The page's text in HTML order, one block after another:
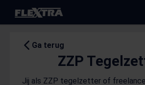
Flextra
Ga terug
ZZP
Jij als ZZP tegelzetter of